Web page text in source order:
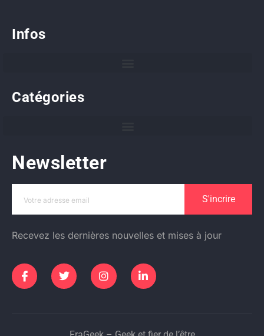
Infos
Catégories
Newsletter
S'incrire
Recevez les dernières nouvelles et mises à jour